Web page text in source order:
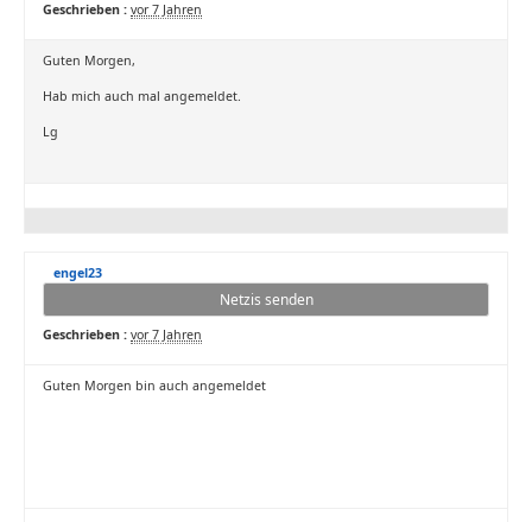
Geschrieben : vor 7 Jahren
Guten Morgen,
Hab mich auch mal angemeldet.
Lg
engel23
Netzis senden
Geschrieben : vor 7 Jahren
Guten Morgen bin auch angemeldet